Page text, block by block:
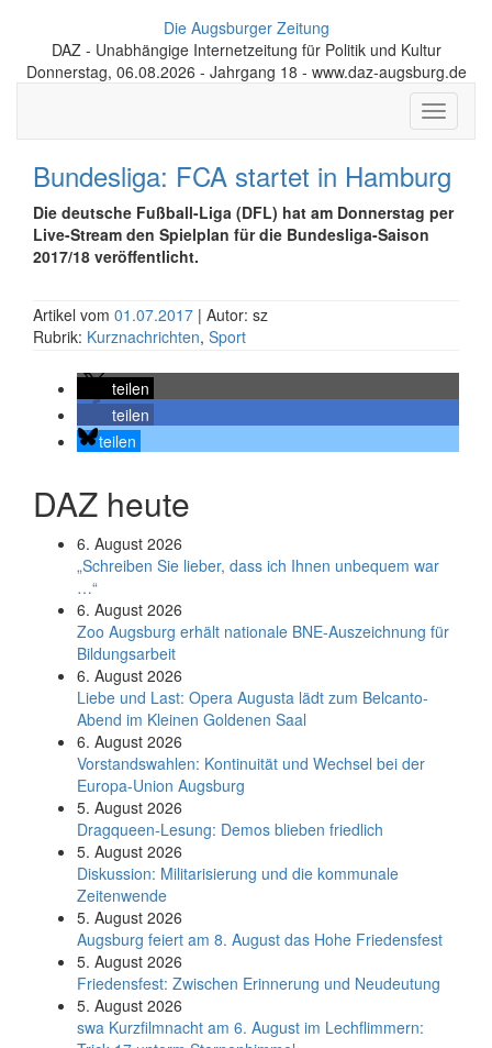
Die Augsburger Zeitung
DAZ - Unabhängige Internetzeitung für Politik und Kultur
Donnerstag, 06.08.2026 - Jahrgang 18 - www.daz-augsburg.de
Toggle
Bundesliga: FCA startet in Hamburg
Die deutsche Fußball-Liga (DFL) hat am Donnerstag per
Live-Stream den Spielplan für die Bundesliga-Saison
2017/18 veröffentlicht.
Artikel vom 01.07.2017 | Autor: sz
Rubrik: Kurznachrichten, Sport
teilen
teilen
teilen
DAZ heute
6. August 2026
„Schreiben Sie lieber, dass ich Ihnen unbequem war
…“
6. August 2026
Zoo Augsburg erhält nationale BNE-Auszeichnung für
Bildungsarbeit
6. August 2026
Liebe und Last: Opera Augusta lädt zum Belcanto-
Abend im Kleinen Goldenen Saal
6. August 2026
Vorstandswahlen: Kontinuität und Wechsel bei der
Europa-Union Augsburg
5. August 2026
Dragqueen-Lesung: Demos blieben friedlich
5. August 2026
Diskussion: Mi­li­ta­ri­sie­rung und die kommunale
Zeitenwende
5. August 2026
Augsburg feiert am 8. August das Hohe Friedensfest
5. August 2026
Friedensfest: Zwischen Erinnerung und Neudeutung
5. August 2026
swa Kurz­film­nacht am 6. August im Lech­flim­mern: